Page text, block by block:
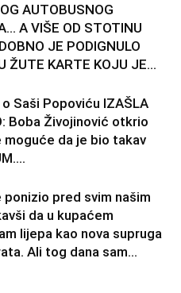
AUTOBUSNOG
A VIŠE OD STOTINU
JE PODIGNULO
ŽUTE KARTE KOJU JE...
Saši Popoviću IZAŠLA
Boba Živojinović otkrio
moguće da je bio takav
ponizio pred svim našim
da u kupaćem
lijepa kao nova supruga
Ali tog dana sam...